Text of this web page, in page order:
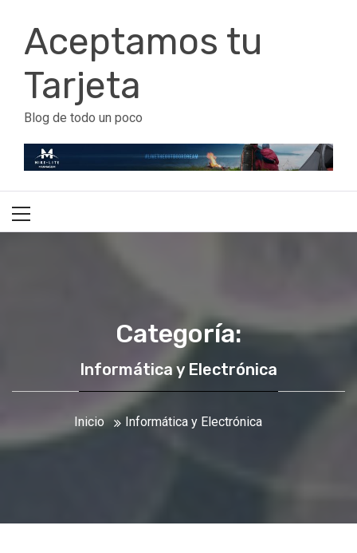
contenido
Aceptamos tu
Tarjeta
Blog de todo un poco
principal
Categoría:
Informática y Electrónica
Inicio Informática y Electrónica